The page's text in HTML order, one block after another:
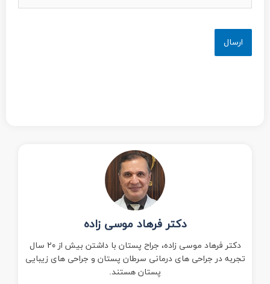
دکتر فرهاد موسی زاده
دکتر فرهاد موسی زاده، جراح پستان با داشتن بیش از ۲۰ سال
تجربه در جراحی های درمانی سرطان پستان و جراحی های زیبایی
پستان هستند.